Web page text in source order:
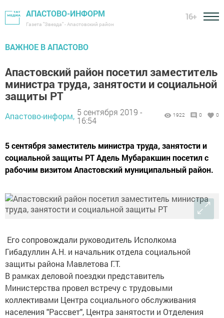
АПАСТОВО-ИНФОРМ
Газета "Звезда" - Апастовский район
16+
ВАЖНОЕ В АПАСТОВО
Апастовский район посетил заместитель
министра труда, занятости и социальной
защиты РТ
Апастово-информ, 5 сентября 2019 -
16:54
1922 0 0
5 сентября заместитель министра труда, занятости и
социальной защиты РТ Адель Мубаракшин посетил с
рабочим визитом Апастовский муниципальный район.
Его сопровождали руководитель Исполкома
Гибадуллин А.Н. и начальник отдела социальной
защиты района Мавлетова Г.Т.
В рамках деловой поездки представитель
Министерства провел встречу с трудовыми
коллективами Центра социального обслуживания
населения "Рассвет", Центра занятости и Отделения